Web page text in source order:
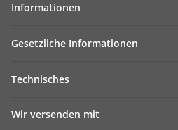
Informationen
Gesetzliche Informationen
Technisches
Wir versenden mit